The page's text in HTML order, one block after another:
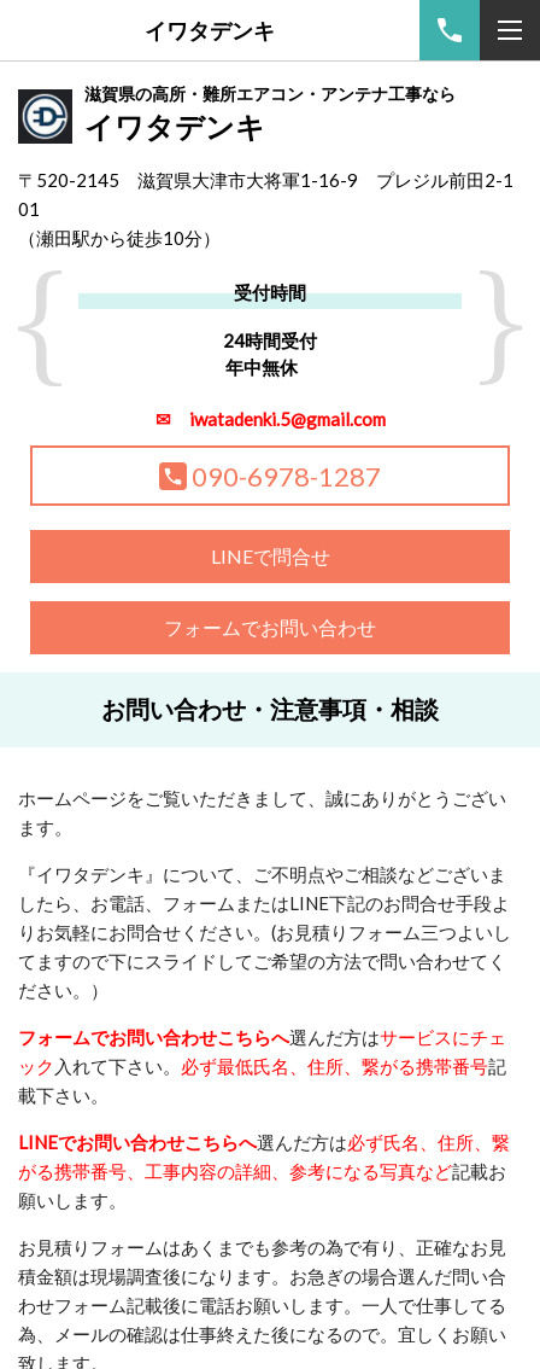
イワタデンキ
滋賀県の高所・難所エアコン・アンテナ工事なら
イワタデンキ
〒520-2145 滋賀県大津市大将軍1-16-9 プレジル前田2-1
01
（瀬田駅から徒歩10分）
受付時間
24時間受付
年中無休
✉ iwatadenki.5@gmail.com
090-6978-1287
LINEで問合せ
フォームでお問い合わせ
お問い合わせ・注意事項・相談
ホームページをご覧いただきまして、誠にありがとうござい
ます。
『イワタデンキ』について、ご不明点やご相談などございま
したら、お電話、フォームまたはLINE下記のお問合せ手段よ
りお気軽にお問合せください。(お見積りフォーム三つよいし
てますので下にスライドしてご希望の方法で問い合わせてく
ださい。）
フォームでお問い合わせこちらへ選んだ方はサービスにチェ
ック 入れて下さい。 必ず最低氏名、住所、繋がる携帯番号記
載下さい。
LINEでお問い合わせこちらへ選んだ方は必ず氏名、住所、繋
がる携帯番号、工事内容の詳細、参考になる写真など記載お
願いします。
お見積りフォームはあくまでも参考の為で有り、正確なお見
積金額は現場調査後になります。お急ぎの場合選んだ問い合
わせフォーム記載後に電話お願いします。一人で仕事してる
為、メールの確認は仕事終えた後になるので。宜しくお願い
致します。